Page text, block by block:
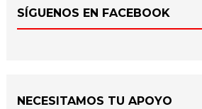
SÍGUENOS EN FACEBOOK
NECESITAMOS TU APOYO